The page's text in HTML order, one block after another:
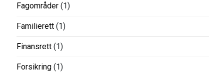
Fagområder (1)
Familierett (1)
Finansrett (1)
Forsikring (1)